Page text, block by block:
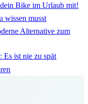
Bike im Urlaub mit!
wissen musst
Alternative zum
Es ist nie zu spät